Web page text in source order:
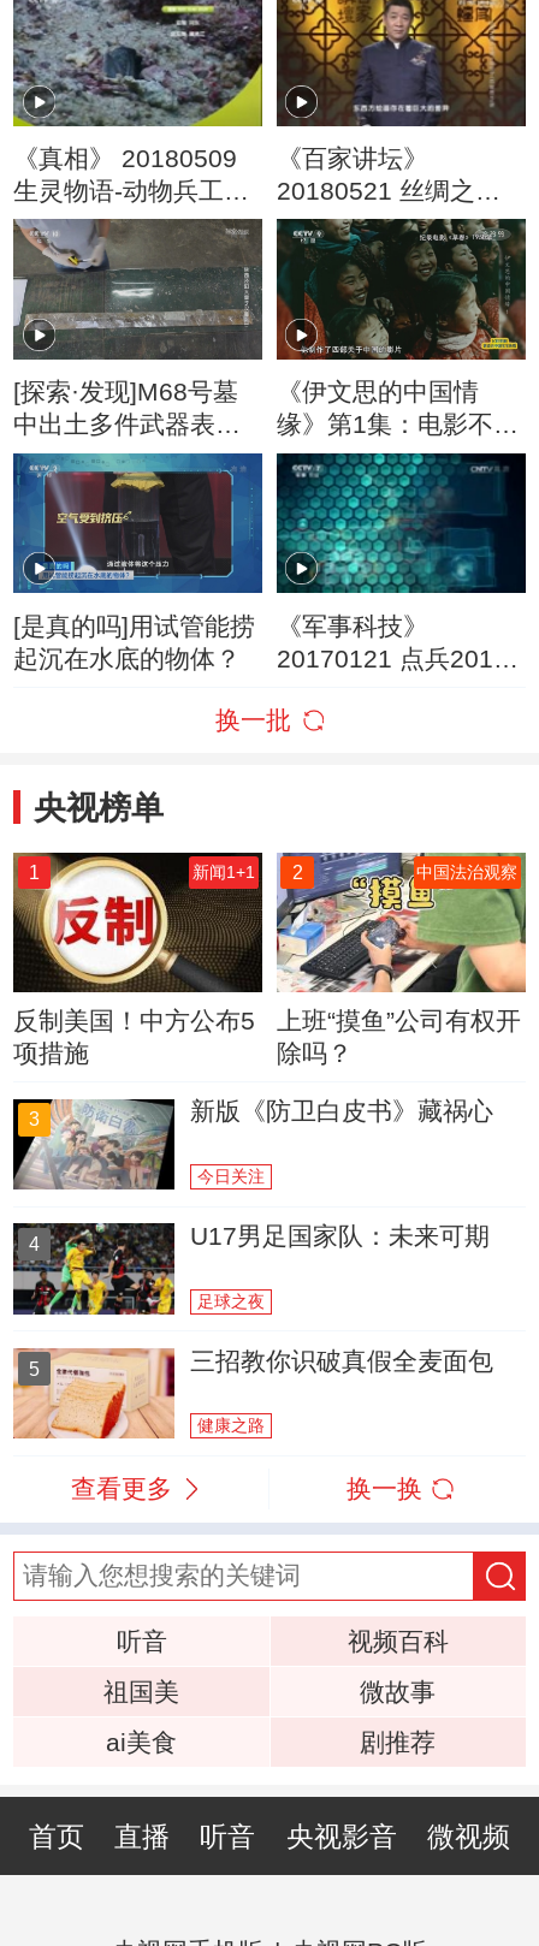
《真相》 20180509
生灵物语-动物兵工厂
（5）
《百家讲坛》
20180521 丝绸之路
话丝绸 6 郎世宁《百
骏图》之谜
[探索·发现]M68号墓
中出土多件武器表明
墓主人生前应该有战
功
《伊文思的中国情
缘》第1集：电影不仅
仅是一门生意 还可以
是一种武器
[是真的吗]用试管能捞
起沉在水底的物体？
《军事科技》
20170121 点兵2016
国际篇（下）
换一批
央视榜单
1 新闻1+1
反制美国！中方公布5
项措施
2 中国法治观察
上班“摸鱼”公司有权开
除吗？
3 新版《防卫白皮书》藏祸心
今日关注
4 U17男足国家队：未来可期
足球之夜
5 三招教你识破真假全麦面包
健康之路
查看更多 换一换
听音
视频百科
祖国美
微故事
ai美食
剧推荐
首页 直播 听音 央视影音 微视频